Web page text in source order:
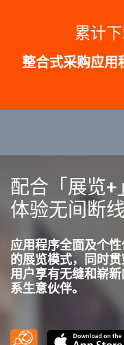
累计
整合式采购应用
配合「展览+
体验无间断
应用程序全面及个
的展览模式，同时
用户享有无缝和崭
系生意伙伴。